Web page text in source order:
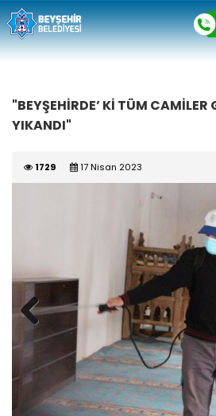
"BEYŞEHİRDE’ Kİ TÜM CAMİLER
YIKANDI"
1729 17 Nisan 2023
Previous